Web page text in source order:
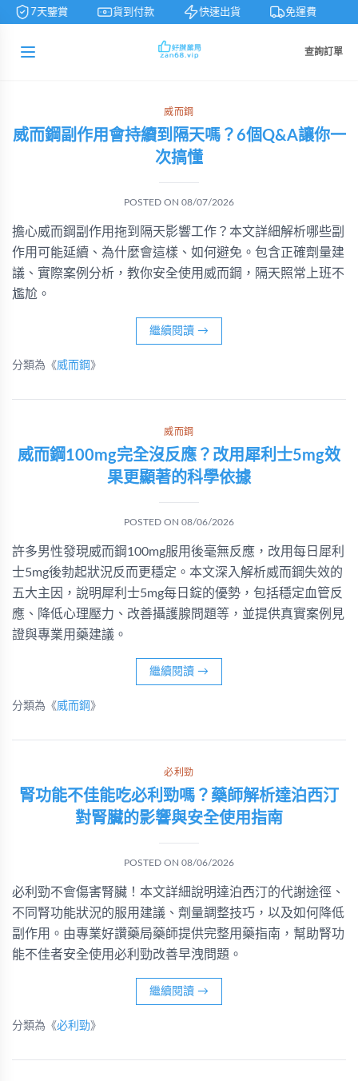
7天鑒賞 貨到付款 快速出貨 免運費
查詢訂單
威而鋼
威而鋼副作用會持續到隔天嗎？6個Q&A讓你一
次搞懂
POSTED ON 08/07/2026
擔心威而鋼副作用拖到隔天影響工作？本文詳細解析哪些副
作用可能延續、為什麼會這樣、如何避免。包含正確劑量建
議、實際案例分析，教你安全使用威而鋼，隔天照常上班不
尷尬。
繼續閱讀 →
分類為《威而鋼 》
威而鋼
威而鋼100mg完全沒反應？改用犀利士5mg效
果更顯著的科學依據
POSTED ON 08/06/2026
許多男性發現威而鋼100mg服用後毫無反應，改用每日犀利
士5mg後勃起狀況反而更穩定。本文深入解析威而鋼失效的
五大主因，說明犀利士5mg每日錠的優勢，包括穩定血管反
應、降低心理壓力、改善攝護腺問題等，並提供真實案例見
證與專業用藥建議。
繼續閱讀 →
分類為《威而鋼 》
必利勁
腎功能不佳能吃必利勁嗎？藥師解析達泊西汀
對腎臟的影響與安全使用指南
POSTED ON 08/06/2026
必利勁不會傷害腎臟！本文詳細說明達泊西汀的代謝途徑、
不同腎功能狀況的服用建議、劑量調整技巧，以及如何降低
副作用。由專業好讚藥局藥師提供完整用藥指南，幫助腎功
能不佳者安全使用必利勁改善早洩問題。
繼續閱讀 →
分類為《必利勁》